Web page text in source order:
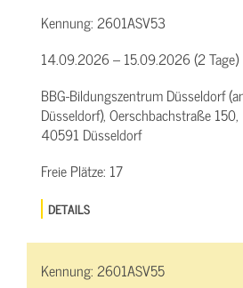
Kennung:2601ASV53
14.09.2026 – 15.09.2026 (2 Tage)
BBG-Bildungszentrum Düsseldorf
Düsseldorf), Oerschbachstraße 150,
40591 Düsseldorf
Freie Plätze: 17
DETAILS
Kennung:2601ASV55